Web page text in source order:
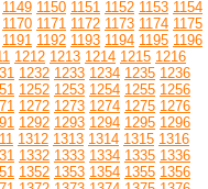
1149 1150 1151 1152 1153 1154
1170 1171 1172 1173 1174 1175
1191 1192 1193 1194 1195 1196
1212 1213 1214 1215 1216
1232 1233 1234 1235 1236
1252 1253 1254 1255 1256
1272 1273 1274 1275 1276
1292 1293 1294 1295 1296
1312 1313 1314 1315 1316
1332 1333 1334 1335 1336
1352 1353 1354 1355 1356